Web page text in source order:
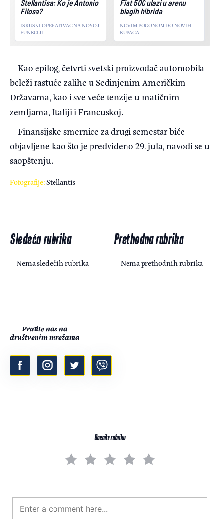
Stellantisa: Ko je Antonio
Filosa?
ISKUSNI OPERATIVAC NA NOVOJ
FUNKCIJI
Fiat 500 ulazi u arenu
blagih hibrida
NOVIM POGONOM DO NOVIH
KUPACA
Kao epilog, četvrti svetski proizvođač automobila
beleži rastuće zalihe u Sedinjenim Američkim
Državama, kao i sve veće tenzije u matičnim
zemljama, Italiji i Francuskoj.
Finansijske smernice za drugi semestar biće
objavljene kao što je predviđeno 29. jula, navodi se u
saopštenju.
Fotografije:Stellantis
Sledeća rubrika
Nema sledećih rubrika
Prethodna rubrika
Nema prethodnih rubrika
Pratite nas na
društvenim mrežama
Ocenite rubriku